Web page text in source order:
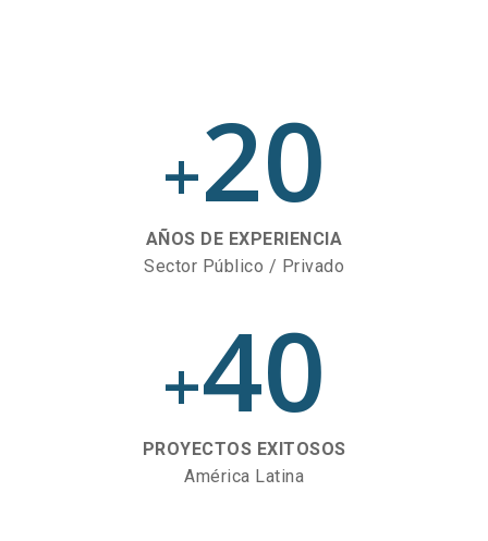
+20
AÑOS DE EXPERIENCIA
Sector Público / Privado
+40
PROYECTOS EXITOSOS
América Latina